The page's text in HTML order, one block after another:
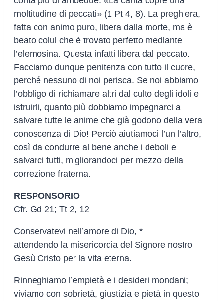
moltitudine di peccati» (1 Pt 4, 8). La preghiera,
fatta con animo puro, libera dalla morte, ma è
beato colui che è trovato perfetto mediante
l’elemosina. Questa infatti libera dal peccato.
Facciamo dunque penitenza con tutto il cuore,
perché nessuno di noi perisca. Se noi abbiamo
l’obbligo di richiamare altri dal culto degli idoli e
istruirli, quanto più dobbiamo impegnarci a
salvare tutte le anime che già godono della vera
conoscenza di Dio! Perciò aiutiamoci l’un l’altro,
così da condurre al bene anche i deboli e
salvarci tutti, migliorandoci per mezzo della
correzione fraterna.
RESPONSORIO
Cfr. Gd 21; Tt 2, 12
Conservatevi nell’amore di Dio, *
attendendo la misericordia del Signore nostro
Gesù Cristo per la vita eterna.
Rinneghiamo l’empietà e i desideri mondani;
viviamo con sobrietà, giustizia e pietà in questo